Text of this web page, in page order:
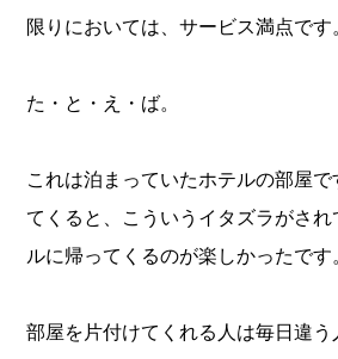
限りにおいては、サービス満点です
た・と・え・ば。
これは泊まっていたホテルの部屋
てくると、こういうイタズラがさ
ルに帰ってくるのが楽しかったです
部屋を片付けてくれる人は毎日違